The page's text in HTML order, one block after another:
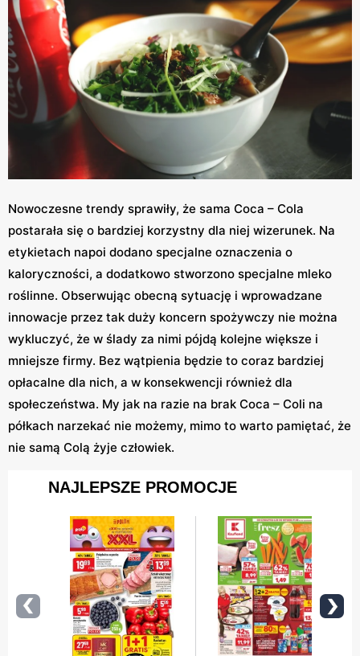
Nowoczesne trendy sprawiły, że sama Coca – Cola
postarała się o bardziej korzystny dla niej wizerunek. Na
etykietach napoi dodano specjalne oznaczenia o
kaloryczności, a dodatkowo stworzono specjalne mleko
roślinne. Obserwując obecną sytuację i wprowadzane
innowacje przez tak duży koncern spożywczy nie można
wykluczyć, że w ślady za nimi pójdą kolejne większe i
mniejsze firmy. Bez wątpienia będzie to coraz bardziej
opłacalne dla nich, a w konsekwencji również dla
społeczeństwa. My jak na razie na brak Coca – Coli na
półkach narzekać nie możemy, mimo to warto pamiętać, że
nie samą Colą żyje człowiek.